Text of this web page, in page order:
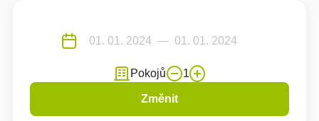
Pokojů 1
Změnit